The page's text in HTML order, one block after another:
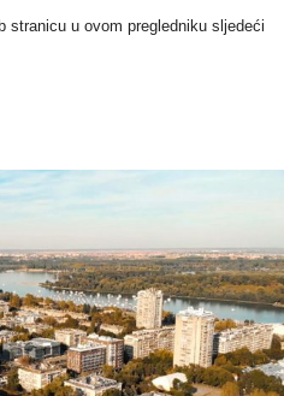
stranicu u ovom pregledniku sljedeći